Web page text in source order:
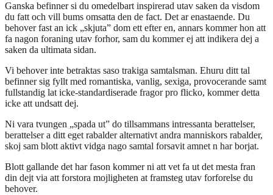
Ganska befinner si du omedelbart inspirerad utav saken da visdom
du fatt och vill bums omsatta den de fact. Det ar enastaende. Du
behover fast an ick „skjuta” dom ett efter en, annars kommer hon att
fa nagon foraning utav forhor, sam du kommer ej att indikera dej a
saken da ultimata sidan.
Vi behover inte betraktas saso trakiga samtalsman. Ehuru ditt tal
befinner sig fyllt med romantiska, vanlig, sexiga, provocerande samt
fullstandig lat icke-standardiserade fragor pro flicko, kommer detta
icke att undsatt dej.
Ni vara tvungen „spada ut” do tillsammans intressanta berattelser,
berattelser a ditt eget rabalder alternativt andra manniskors rabalder,
skoj sam blott aktivt vidga nago samtal forsavit amnet n har borjat.
Blott gallande det har fason kommer ni att vet fa ut det mesta fran
din dejt via att forstora mojligheten at framsteg utav forforelse du
behover.